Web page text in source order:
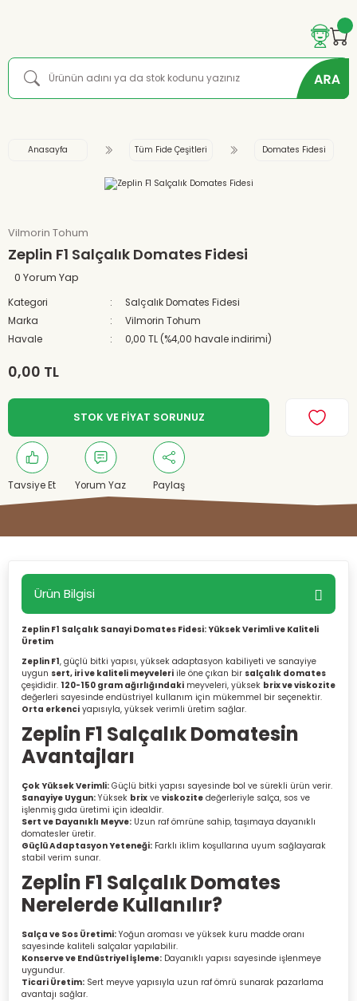
Anasayfa Tüm Fide Çeşitleri Domates Fidesi
Vilmorin Tohum
Zeplin F1 Salçalık Domates Fidesi
0 Yorum Yap
Kategori
Salçalık Domates Fidesi
Marka
Vilmorin Tohum
Havale
0,00 TL (%4,00 havale indirimi)
0,00 TL
STOK VE FİYAT SORUNUZ
Tavsiye Et Yorum Yaz Paylaş
Ürün Bilgisi
Zeplin F1 Salçalık Sanayi Domates Fidesi: Yüksek Verimli ve Kaliteli
Üretim
Zeplin F1, güçlü bitki yapısı, yüksek adaptasyon kabiliyeti ve sanayiye
uygun sert, iri ve kaliteli meyveleri ile öne çıkan bir salçalık domates
çeşididir. 120-150 gram ağırlığındaki meyveleri, yüksek brix ve viskozite
değerleri sayesinde endüstriyel kullanım için mükemmel bir seçenektir.
Orta erkenci yapısıyla, yüksek verimli üretim sağlar.
Zeplin F1 Salçalık Domatesin
Avantajları
Çok Yüksek Verimli: Güçlü bitki yapısı sayesinde bol ve sürekli ürün verir.
Sanayiye Uygun: Yüksek brix ve viskozite değerleriyle salça, sos ve
işlenmiş gıda üretimi için idealdir.
Sert ve Dayanıklı Meyve: Uzun raf ömrüne sahip, taşımaya dayanıklı
domatesler üretir.
Güçlü Adaptasyon Yeteneği: Farklı iklim koşullarına uyum sağlayarak
stabil verim sunar.
Zeplin F1 Salçalık Domates
Nerelerde Kullanılır?
Salça ve Sos Üretimi: Yoğun aroması ve yüksek kuru madde oranı
sayesinde kaliteli salçalar yapılabilir.
Konserve ve Endüstriyel İşleme: Dayanıklı yapısı sayesinde işlenmeye
uygundur.
Ticari Üretim: Sert meyve yapısıyla uzun raf ömrü sunarak pazarlama
avantajı sağlar.